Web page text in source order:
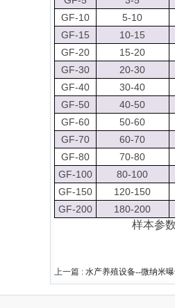
GF-10
5-10
GF-15
10-15
GF-20
15-20
GF-30
20-30
GF-40
30-40
GF-50
40-50
GF-60
50-60
GF-70
60-70
GF-80
70-80
GF-100
80-100
GF-150
120-150
GF-200
180-200
样本参
上一篇 : 水产养殖设备--微纳米